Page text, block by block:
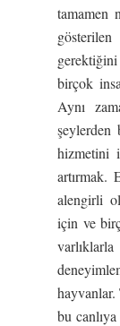
tamamen
birçok
Aynı
hizmetini
artırmak.
alengirli
için ve
hayvanlar.
bu